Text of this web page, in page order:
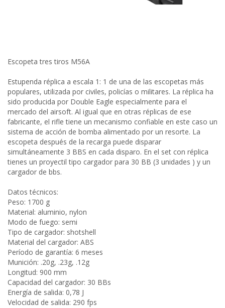
Escopeta tres tiros M56A
Estupenda réplica a escala 1: 1 de una de las escopetas más
populares, utilizada por civiles, policías o militares. La réplica ha
sido producida por Double Eagle especialmente para el
mercado del airsoft. Al igual que en otras réplicas de ese
fabricante, el rifle tiene un mecanismo confiable en este caso un
sistema de acción de bomba alimentado por un resorte. La
escopeta después de la recarga puede disparar
simultáneamente 3 BBS en cada disparo. En el set con réplica
tienes un proyectil tipo cargador para 30 BB (3 unidades ) y un
cargador de bbs.
Datos técnicos:
Peso: 1700 g
Material: aluminio, nylon
Modo de fuego: semi
Tipo de cargador: shotshell
Material del cargador: ABS
Período de garantía: 6 meses
Munición: .20g, .23g, .12g
Longitud: 900 mm
Capacidad del cargador: 30 BBs
Energía de salida: 0,78 J
Velocidad de salida: 290 fps